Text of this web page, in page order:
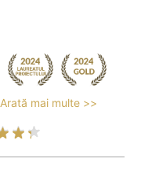
Arată mai multe >>